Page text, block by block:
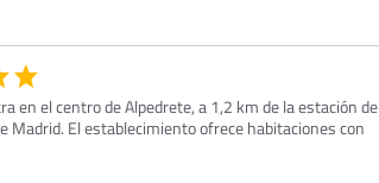
en el centro de Alpedrete, a 1,2 km de la estación de
Madrid. El establecimiento ofrece habitaciones con